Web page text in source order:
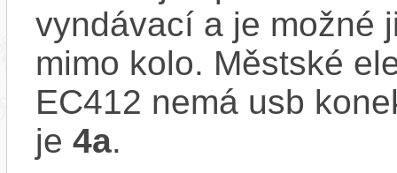
vyndávací a je možné
mimo kolo. Městské
EC412 nemá usb
je 4a.